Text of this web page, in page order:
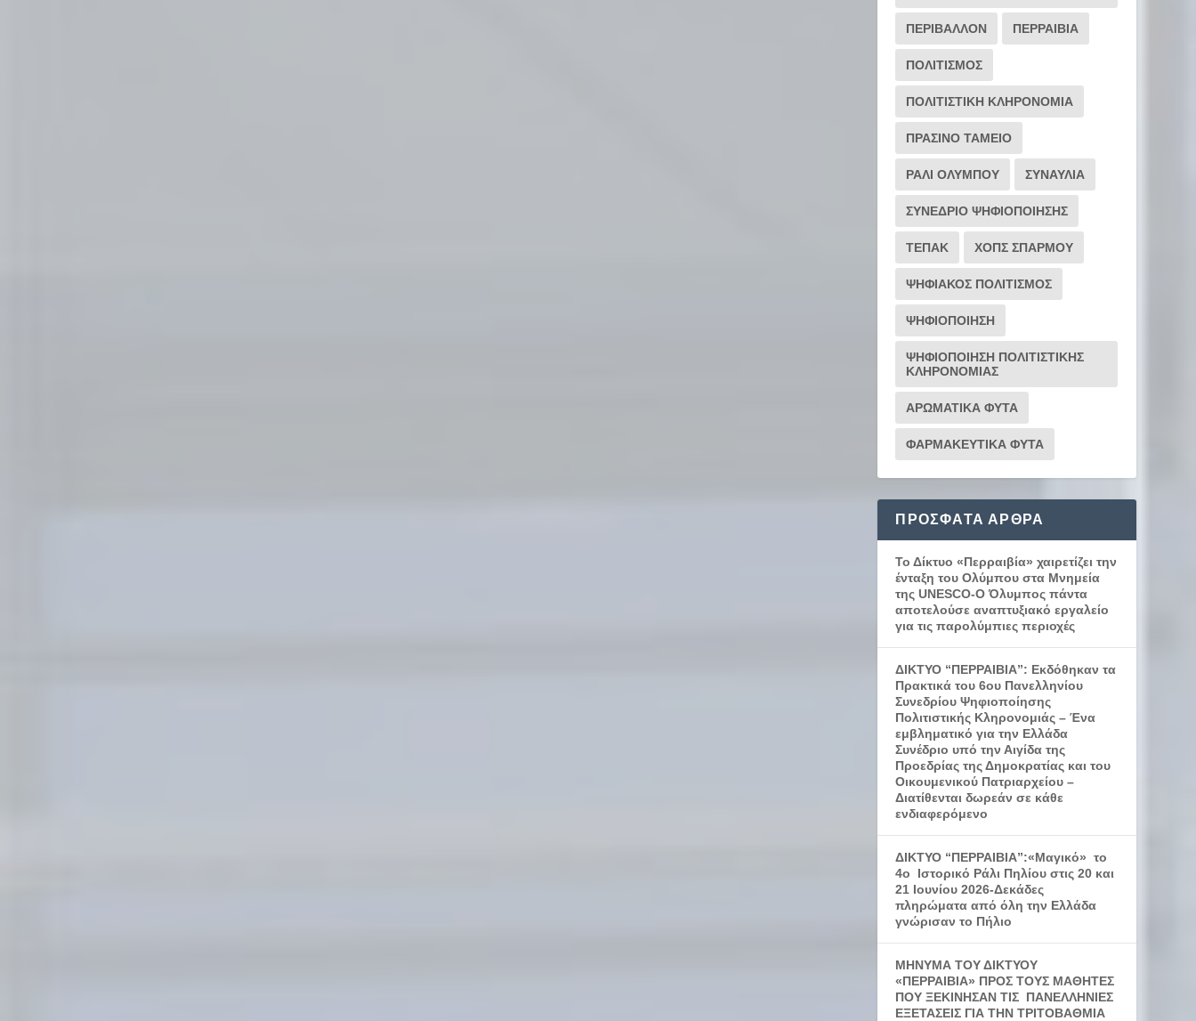
ΠΕΡΙΒΑΛΛΟΝ ΠΕΡΡΑΙΒΙΑ
ΠΟΛΙΤΙΣΜΟΣ
ΠΟΛΙΤΙΣΤΙΚΗ ΚΛΗΡΟΝΟΜΙΑ
ΠΡΑΣΙΝΟ ΤΑΜΕΙΟ
ΡΆΛΙ ΟΛΎΜΠΟΥ ΣΥΝΑΥΛΙΑ
ΣΥΝΕΔΡΙΟ ΨΗΦΙΟΠΟΙΗΣΗΣ
ΤΕΠΑΚ ΧΟΠΣ ΣΠΑΡΜΟΥ
ΨΗΦΙΑΚΟΣ ΠΟΛΙΤΙΣΜΟΣ
ΨΗΦΙΟΠΟΙΗΣΗ
ΨΗΦΙΟΠΟΙΗΣΗ ΠΟΛΙΤΙΣΤΙΚΗΣ
ΚΛΗΡΟΝΟΜΙΑΣ
ΑΡΩΜΑΤΙΚΑ ΦΥΤΑ
ΦΑΡΜΑΚΕΥΤΙΚΑ ΦΥΤΑ
ΠΡΌΣΦΑΤΑ ΆΡΘΡΑ
Το Δίκτυο «Περραιβία» χαιρετίζει την
ένταξη του Ολύμπου στα Μνημεία
της UNESCO-Ο Όλυμπος πάντα
αποτελούσε αναπτυξιακό εργαλείο
για τις παρολύμπιες περιοχές
ΔΙΚΤΥΟ “ΠΕΡΡΑΙΒΙΑ”: Εκδόθηκαν τα
Πρακτικά του 6ου Πανελληνίου
Συνεδρίου Ψηφιοποίησης
Πολιτιστικής Κληρονομιάς – Ένα
εμβληματικό για την Ελλάδα
Συνέδριο υπό την Αιγίδα της
Προεδρίας της Δημοκρατίας και του
Οικουμενικού Πατριαρχείου –
Διατίθενται δωρεάν σε κάθε
ενδιαφερόμενο
ΔΙΚΤΥΟ “ΠΕΡΡΑΙΒΙΑ”:«Μαγικό» το
4ο Ιστορικό Ράλι Πηλίου στις 20 και
21 Ιουνίου 2026-Δεκάδες
πληρώματα από όλη την Ελλάδα
γνώρισαν το Πήλιο
ΜΗΝΥΜΑ ΤΟΥ ΔΙΚΤΥΟΥ
«ΠΕΡΡΑΙΒΙΑ» ΠΡΟΣ ΤΟΥΣ ΜΑΘΗΤΕΣ
ΠΟΥ ΞΕΚΙΝΗΣΑΝ ΤΙΣ ΠΑΝΕΛΛΗΝΙΕΣ
ΕΞΕΤΑΣΕΙΣ ΓΙΑ ΤΗΝ ΤΡΙΤΟΒΑΘΜΙΑ